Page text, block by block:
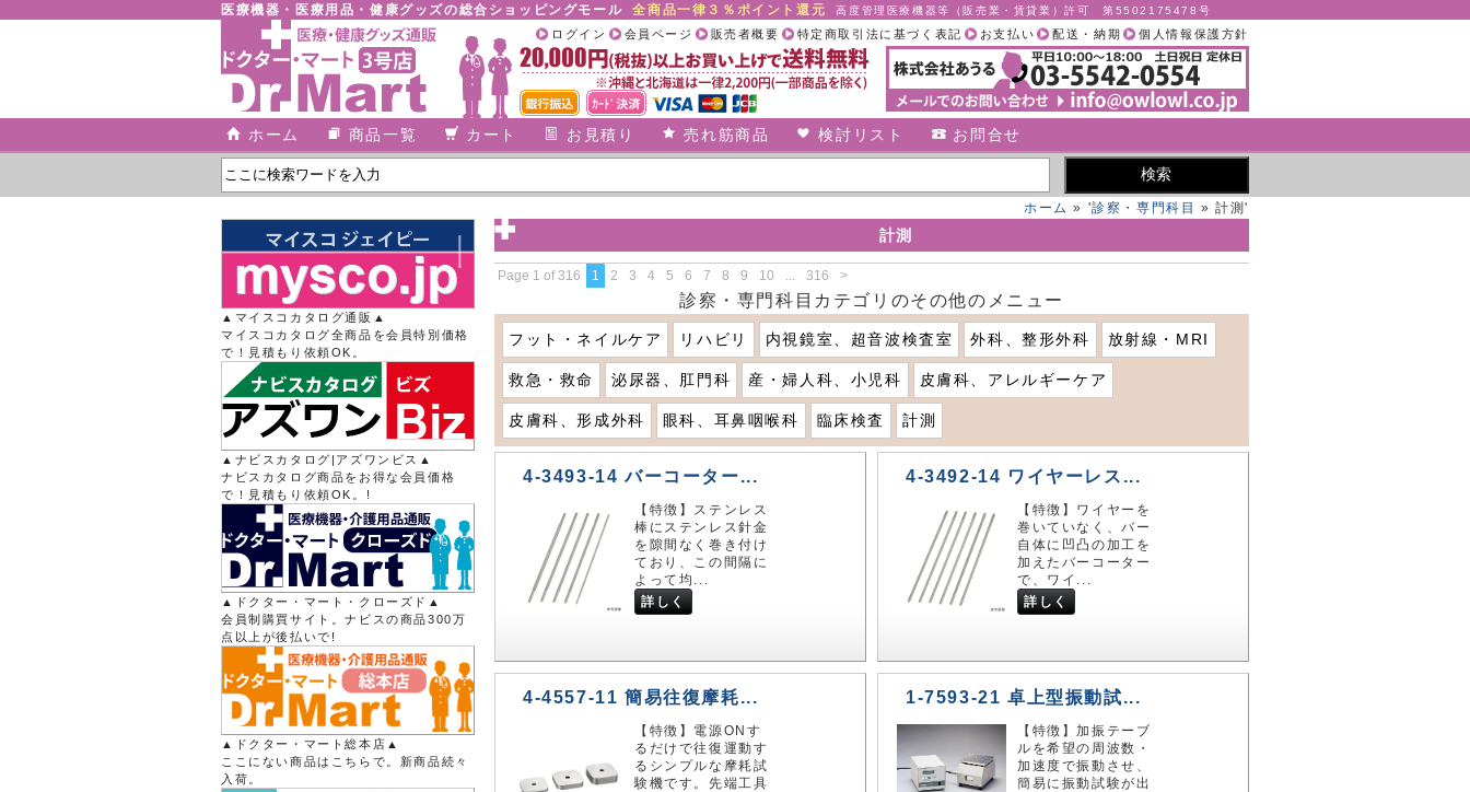
医療機器・医療用品・健康グッズの総合ショッピングモール全商品一律３％ポイント還元 高度管理医療機器等（販売業・賃貸業）許可 第5502175478号
個人情報保護方針
配送・納期
お支払い
特定商取引法に基づく表記
販売者概要
会員ページ
ログイン
ホーム 商品一覧 カート お見積り 売れ筋商品 検討リスト お問合せ
ホーム » '診察・専門科目 » 計測'
計測
Page 1 of 316 1 2 3 4 5 6 7 8 9 10 ... 316 >
診察・専門科目カテゴリのその他のメニュー
フット・ネイルケア リハビリ 内視鏡室、超音波検査室 外科、整形外科 放射線・MRI
救急・救命 泌尿器、肛門科 産・婦人科、小児科 皮膚科、アレルギーケア
皮膚科、形成外科 眼科、耳鼻咽喉科 臨床検査 計測
4-3493-14 バーコーター...
【特徴】ステンレス
棒にステンレス針金
を隙間なく巻き付け
ており、この間隔に
よって均...
詳しく
4-3492-14 ワイヤーレス...
【特徴】ワイヤーを
巻いていなく、バー
自体に凹凸の加工を
加えたバーコーター
で、ワイ...
詳しく
4-4557-11 簡易往復摩耗...
【特徴】電源ONす
るだけで往復運動す
るシンプルな摩耗試
験機です。先端工具
1-7593-21 卓上型振動試...
【特徴】加振テーブ
ルを希望の周波数・
加速度で振動させ、
簡易に振動試験が出
▲マイスコカタログ通販▲
マイスコカタログ全商品を会員特別価格
で！見積もり依頼OK。
▲ナビスカタログ|アズワンビス▲
ナビスカタログ商品をお得な会員価格
で！見積もり依頼OK。!
▲ドクター・マート・クローズド▲
会員制購買サイト。ナビスの商品300万
点以上が後払いで!
▲ドクター・マート総本店▲
ここにない商品はこちらで。新商品続々
入荷。